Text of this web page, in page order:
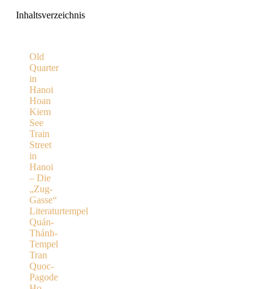
Inhaltsverzeichnis
Old
Quarter
in
Hanoi
Hoan
Kiem
See
Train
Street
in
Hanoi
– Die
„Zug-
Gasse“
Literaturtempel
Quán-
Thánh-
Tempel
Tran
Quoc-
Pagode